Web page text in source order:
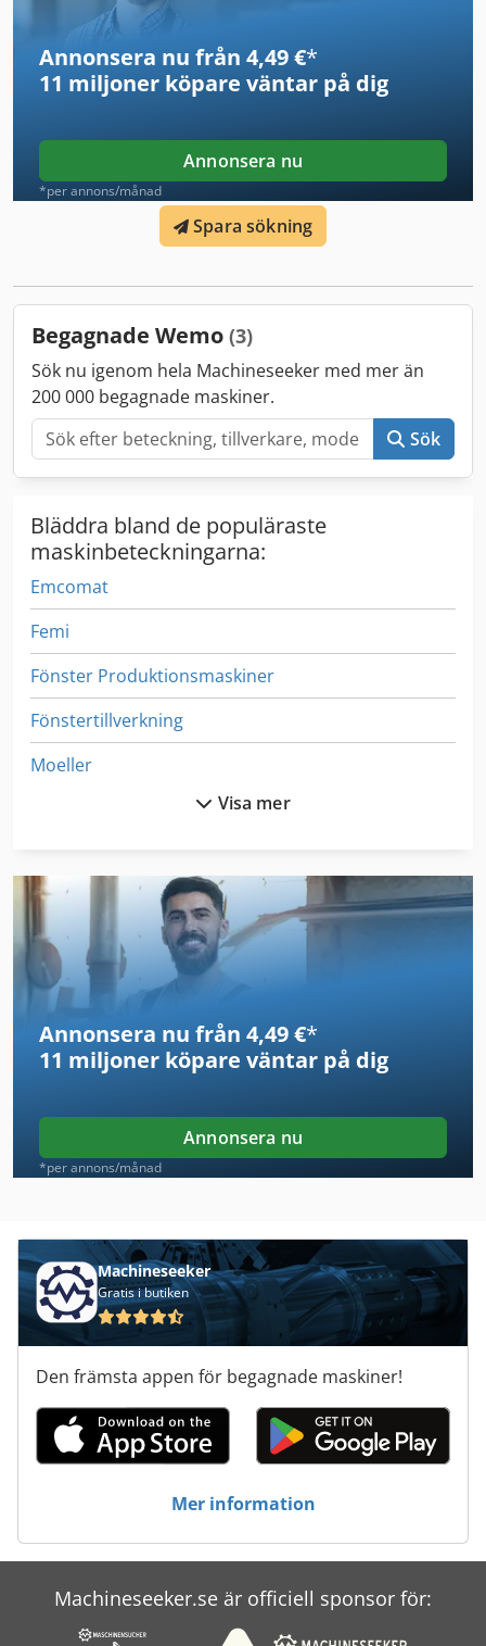
Annonsera nu från 4,49 €*
11 miljoner köpare väntar på dig
Annonsera nu
*per annons/månad
Spara sökning
Begagnade Wemo (3)
Sök nu igenom hela Machineseeker med mer än
200 000 begagnade maskiner.
Sök
Bläddra bland de populäraste
maskinbeteckningarna:
Emcomat
Femi
Fönster Produktionsmaskiner
Fönstertillverkning
Moeller
Veb Wema Zeulenroda
Wego
Wegoma
Wema
Wemas
Wemat
Wera
Wfl
Wiegand
Wkz
Wmw
Wnt
Woerner
Wörner
Zerbst
Visa mer
Annonsera nu från 4,49 €*
11 miljoner köpare väntar på dig
Annonsera nu
*per annons/månad
Machineseeker
Gratis i butiken
Den främsta appen för begagnade maskiner!
Mer information
Machineseeker.se är officiell sponsor för: